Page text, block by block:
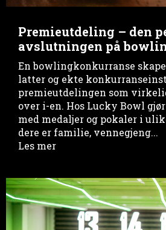
Premieutdeling – den
avslutningen på
En bowlingkonkurranse
latter og ekte
premieutdelingen som
over i-en. Hos Lucky Bowl
med medaljer og pokaler i
dere er familie, vennegjeng...
Les mer